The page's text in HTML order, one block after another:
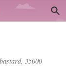
, 35000